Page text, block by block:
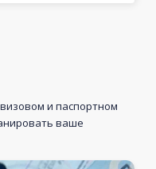
и паспортном
ваше